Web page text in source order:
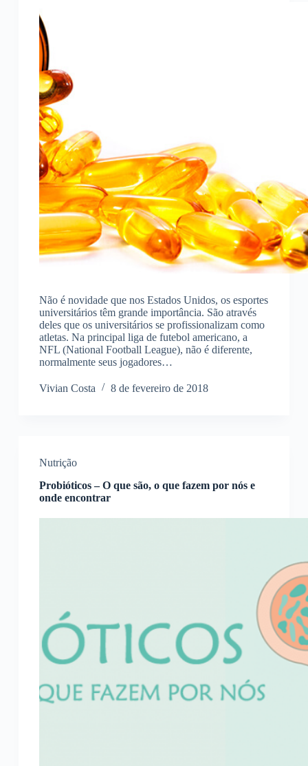
Não é novidade que nos Estados Unidos, os esportes
universitários têm grande importância. São através
deles que os universitários se profissionalizam como
atletas. Na principal liga de futebol americano, a
NFL (National Football League), não é diferente,
normalmente seus jogadores…
Vivian Costa 8 de fevereiro de 2018
Nutrição
Probióticos – O que são, o que fazem por nós e
onde encontrar